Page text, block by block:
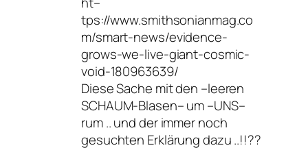
tps://www.smithsonianmag.co
m/smart-news/evidence-
grows-we-live-giant-cosmic-
void-180963639/
Diese Sache mit den –leeren
SCHAUM-Blasen– um –UNS–
rum .. und der immer noch
gesuchten Erklärung dazu ..!!??